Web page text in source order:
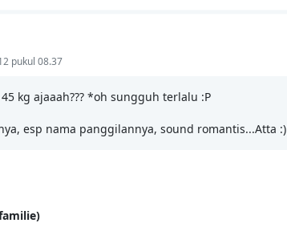
pukul 08.37
kg ajaaah??? *oh sungguh terlalu :P
esp nama panggilannya, sound romantis...Atta :)